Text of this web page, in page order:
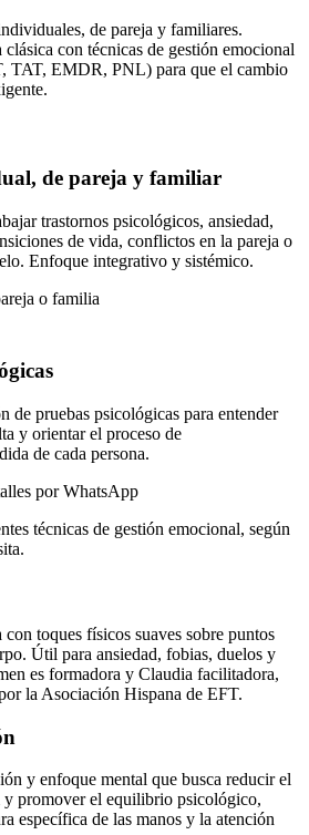
de pareja y familiares.
con técnicas de gestión emocional
TAT, EMDR, PNL) para que el cambio
de pareja y familiar
trastornos psicológicos, ansiedad,
de vida, conflictos en la pareja o
Enfoque integrativo y sistémico.
o familia
de pruebas psicológicas para entender
y orientar el proceso de
de cada persona.
por WhatsApp
técnicas de gestión emocional, según
toques físicos suaves sobre puntos
Útil para ansiedad, fobias, duelos y
es formadora y Claudia facilitadora,
la Asociación Hispana de EFT.
y enfoque mental que busca reducir el
y promover el equilibrio psicológico,
específica de las manos y la atención